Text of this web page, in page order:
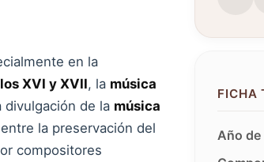
en la
XVI y XVII, la música
divulgación de la música
la preservación del
compositores
FICHA
Año